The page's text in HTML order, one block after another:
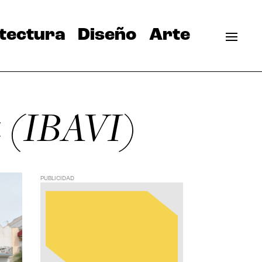
Diseño Arte
(IBAVI)
PUBLICIDAD